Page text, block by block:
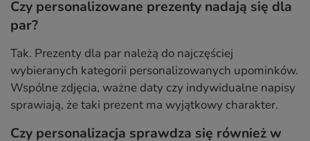
Czy personalizowane prezenty nadają się dla
par?
Tak. Prezenty dla par należą do najczęściej
wybieranych kategorii personalizowanych upominków.
Wspólne zdjęcia, ważne daty czy indywidualne napisy
sprawiają, że taki prezent ma wyjątkowy charakter.
Czy personalizacja sprawdza się również w